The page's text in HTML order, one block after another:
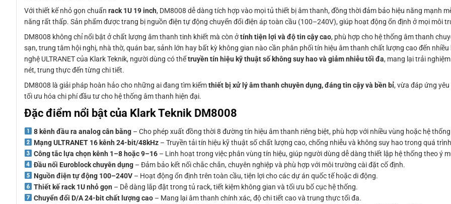
Với thiết kế nhỏ gọn chuẩn rack 1U 19 inch, DM8008 dễ dàng tích hợp vào mọi tủ thiết bị âm thanh, đồng thời đảm bảo hiệu năng mạnh
năng rất thấp. Sản phẩm được trang bị nguồn điện tự động chuyển đổi điện áp toàn cầu (100–240V), giúp hoạt động ổn định ở mọi môi
DM8008 không chỉ nổi bật ở chất lượng âm thanh tinh khiết mà còn ởtính tiện lợi và độ tin cậy cao, phù hợp cho hệ thống âm thanh
sạn, trung tâm hội nghị, nhà thờ, quán bar, sảnh lớn hay bất kỳ không gian nào cần phân phối tín hiệu âm thanh chất lượng cao đến nhiều
nghệ ULTRANET của Klark Teknik, người dùng có thểtruyền tín hiệu kỹ thuật số không suy hao và giảm nhiễu tối đa, mang lại trải
nét, trung thực đến từng chi tiết.
DM8008 là giải pháp hoàn hảo cho những ai đang tìm kiếmthiết bị xử lý âm thanh chuyên dụng, đáng tin cậy và bền bỉ, vừa đáp ứng
tối ưu hóa chi phí đầu tư cho hệ thống âm thanh hiện đại.
Đặc điểm nổi bật của Klark Teknik DM8008
8 kênh đầu ra analog cân bằng– Cho phép xuất đồng thời 8 đường tín hiệu âm thanh riêng biệt, phù hợp với nhiều vùng hoặc hệ
Mạng ULTRANET 16 kênh 24-bit/48kHz– Truyền tải tín hiệu kỹ thuật số chất lượng cao, chống nhiễu và không suy hao trong quá
Công tắc lựa chọn kênh 1–8 hoặc 9–16– Linh hoạt trong việc phân vùng tín hiệu, giúp người dùng dễ dàng thiết lập hệ thống theo ý
Đầu nối Euroblock chuyên dụng– Đảm bảo kết nối chắc chắn, chuyên nghiệp và phù hợp với môi trường cài đặt cố định.
Nguồn điện tự động 100–240V– Hoạt động ổn định trên toàn cầu, tiện lợi cho các dự án quốc tế hoặc di động.
Thiết kế rack 1U nhỏ gọn – Dễ dàng lắp đặt trong tủ rack, tiết kiệm không gian và tối ưu bố cục hệ thống.
Chuyển đổi D/A 24-bit chất lượng cao– Mang lại âm thanh chính xác, độ chi tiết cao và trung thực tối đa.